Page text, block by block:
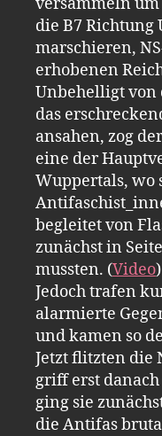
die B7
marschieren,
erhobenen
Unbehelligt von
das
ansahen, zog
eine der
Wuppertals, wo
begleitet von
zunächst in
mussten. (Video)
Jedoch trafen
alarmierte
und kamen so
Jetzt flitzten die
griff erst
ging sie
die Antifas